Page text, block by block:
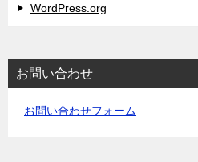
WordPress.org
お問い合わせ
お問い合わせフォーム